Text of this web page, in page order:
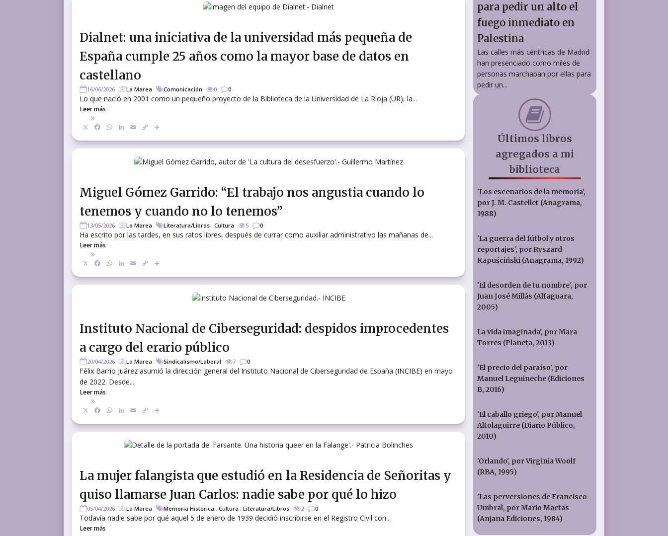
Dialnet: una iniciativa de la universidad más pequeña de
España cumple 25 años como la mayor base de datos en
castellano
16/06/2026 La Marea Comunicación 0 0
Lo que nació en 2001 como un pequeño proyecto de la Biblioteca de la Universidad de La Rioja (UR), la...
Leer más
Facebook
WhatsApp
LinkedIn
EmailCopy
Miguel Gómez Garrido: “El trabajo nos angustia cuando lo
tenemos y cuando no lo tenemos”
13/05/2026 La Marea Literatura/Libros , Cultura 5 0
Ha escrito por las tardes, en sus ratos libres, después de currar como auxiliar administrativo las mañanas de...
Leer más
Facebook
WhatsApp
LinkedIn
EmailCopy
Instituto Nacional de Ciberseguridad: despidos improcedentes
a cargo del erario público
20/04/2026 La Marea Sindicalismo/Laboral 7 0
Félix Barrio Juárez asumió la dirección general del Instituto Nacional de Ciberseguridad de España (INCIBE) en mayo
de 2022. Desde...
Leer más
Facebook
WhatsApp
LinkedIn
EmailCopy
La mujer falangista que estudió en la Residencia de Señoritas y
quiso llamarse Juan Carlos: nadie sabe por qué lo hizo
05/04/2026 La Marea Memoria Histórica , Cultura , Literatura/Libros 2 0
Todavía nadie sabe por qué aquel 5 de enero de 1939 decidió inscribirse en el Registro Civil con...
Leer más
para pedir un alto el
fuego inmediato en
Palestina
Las calles más céntricas de Madrid
han presenciado como miles de
personas marchaban por ellas para
pedir un...
Últimos libros
agregados a mi
biblioteca
'Los escenarios de la memoria',
por J. M. Castellet (Anagrama,
1988)
'La guerra del fútbol y otros
reportajes', por Ryszard
Kapuściński (Anagrama, 1992)
'El desorden de tu nombre', por
Juan José Millás (Alfaguara,
2005)
La vida imaginada', por Mara
Torres (Planeta, 2013)
'El precio del paraíso', por
Manuel Leguineche (Ediciones
B, 2016)
'El caballo griego', por Manuel
Altolaguirre (Diario Público,
2010)
'Orlando', por Virginia Woolf
(RBA, 1995)
'Las perversiones de Francisco
Umbral, por Mario Mactas
(Anjana Ediciones, 1984)